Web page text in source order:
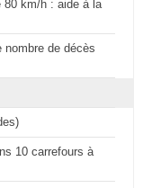
80 km/h : aide à la
nombre de décès
10 carrefours à